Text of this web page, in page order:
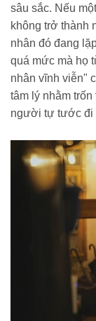
sâu sắc. Nếu
không trở thành
nhân đó đang
quá mức mà họ
nhân vĩnh viễn"
tâm lý nhằm
người tự tước đi